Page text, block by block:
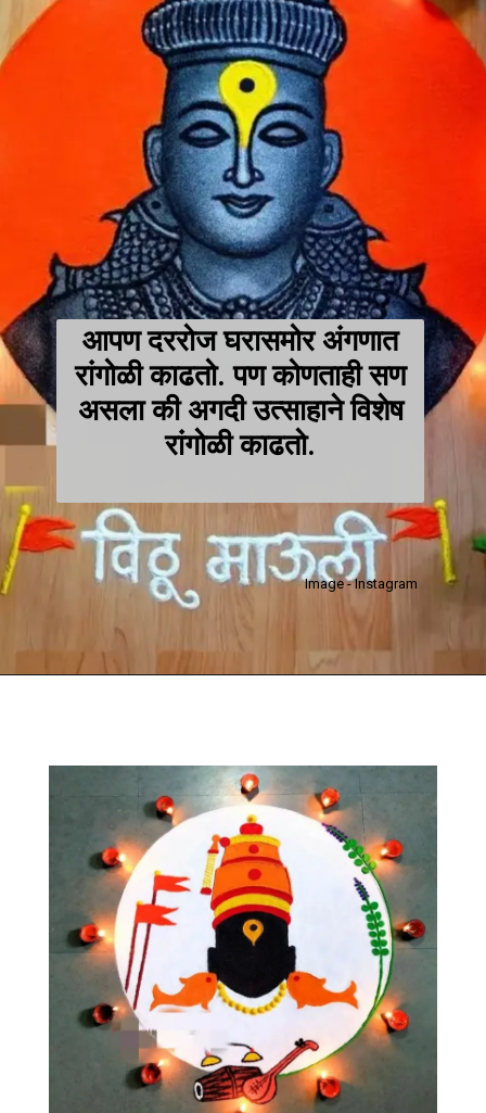
आपण दररोज घरासमोर अंगणात
रांगोळी काढतो. पण कोणताही सण
असला की अगदी उत्साहाने विशेष
रांगोळी काढतो.
Image - Instagram